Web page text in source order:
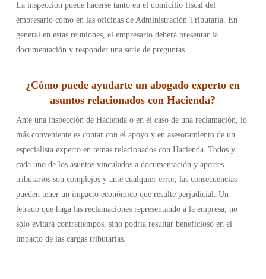
La inspección puede hacerse tanto en el domicilio fiscal del
empresario como en las oficinas de Administración Tributaria. En
general en estas reuniones, el empresario deberá presentar la
documentación y responder una serie de preguntas.
¿Cómo puede ayudarte un abogado experto en
asuntos relacionados con Hacienda?
Ante una inspección de Hacienda o en el caso de una reclamación, lo
más conveniente es contar con el apoyo y en asesoramiento de un
especialista experto en temas relacionados con Hacienda. Todos y
cada uno de los asuntos vinculados a documentación y aportes
tributarios son complejos y ante cualquier error, las consecuencias
pueden tener un impacto económico que resulte perjudicial. Un
letrado que haga las reclamaciones representando a la empresa, no
sólo evitará contratiempos, sino podría resultar beneficioso en el
impacto de las cargas tributarias.